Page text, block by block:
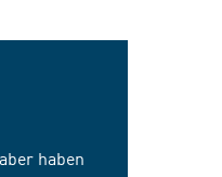
haben